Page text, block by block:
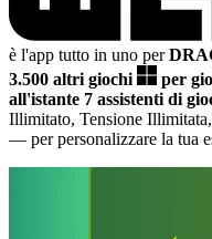
è l'app tutto in uno per
3.500 altri giochi
per
all'istante 7 assistenti di
Illimitato, Tensione
— per personalizzare la tua